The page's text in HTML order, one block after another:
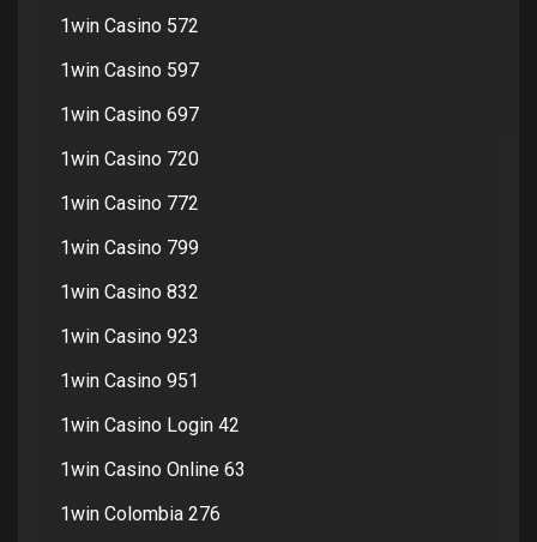
1win Casino 572
1win Casino 597
1win Casino 697
1win Casino 720
1win Casino 772
1win Casino 799
1win Casino 832
1win Casino 923
1win Casino 951
1win Casino Login 42
1win Casino Online 63
1win Colombia 276